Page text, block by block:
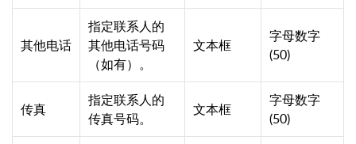
其他电话
指定联系人的
其他电话号码
（如有）。
文本框
字母数字
(50)
传真
指定联系人的
传真号码。
文本框
字母数字
(50)